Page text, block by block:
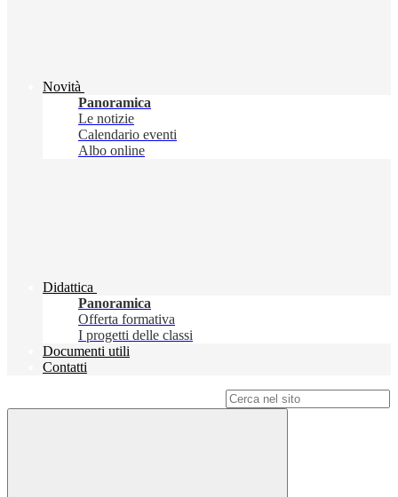
Novità
Panoramica
Le notizie
Calendario eventi
Albo online
Didattica
Panoramica
Offerta formativa
I progetti delle classi
Documenti utili
Contatti